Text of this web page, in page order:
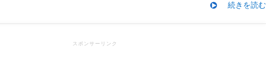
ジへ
続きを読む
スポンサーリンク